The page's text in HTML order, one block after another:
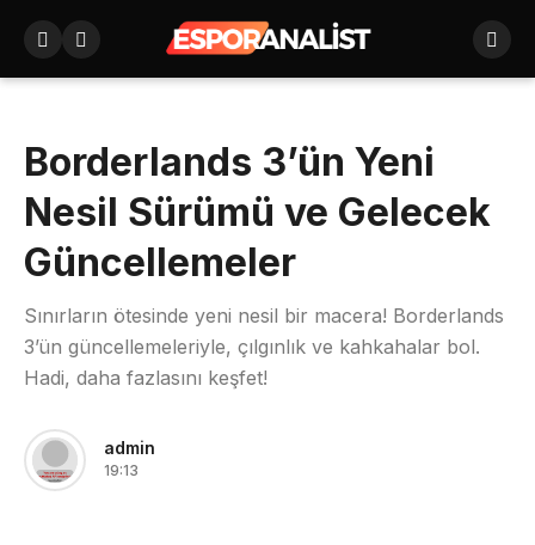
Borderlands 3’ün Yeni
Nesil Sürümü ve Gelecek
Güncellemeler
Sınırların ötesinde yeni nesil bir macera! Borderlands
3’ün güncellemeleriyle, çılgınlık ve kahkahalar bol.
Hadi, daha fazlasını keşfet!
admin
19:13